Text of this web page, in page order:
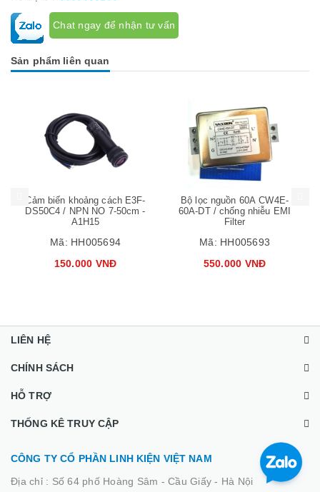
Chat ngay để nhận tư vấn
Sản phẩm liên quan
Cảm biến khoảng cách E3F-
DS50C4 / NPN NO 7-50cm -
A1H15
Mã: HH005694
150.000 VNĐ
Bộ lọc nguồn 60A CW4E-
60A-DT / chống nhiễu EMI
Filter
Mã: HH005693
550.000 VNĐ
Mua hàng
LIÊN HỆ
CHÍNH SÁCH
HỖ TRỢ
THỐNG KÊ TRUY CẬP
CÔNG TY CỔ PHẦN LINH KIỆN VIỆT NAM
Địa chỉ : Số 64 phố Hoàng Sâm - Cầu Giấy - Hà Nội